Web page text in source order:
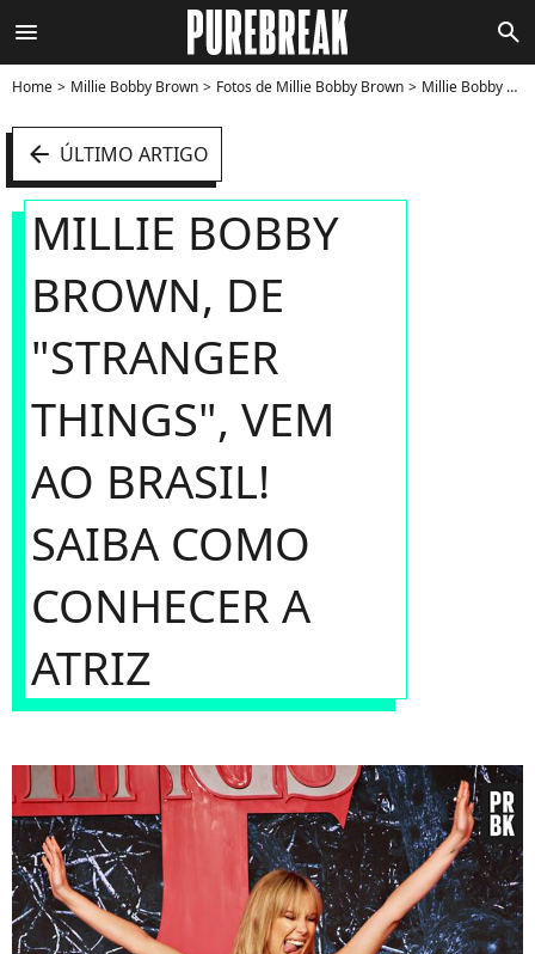
menu search
Home Millie Bobby Brown Fotos de Millie Bobby Brown Millie Bobby Brown, de "Stranger Things", vem ao Brasil! Saiba como conhecer a atriz - Foto
arrow_left ÚLTIMO ARTIGO
MILLIE BOBBY
BROWN, DE
"STRANGER
THINGS", VEM
AO BRASIL!
SAIBA COMO
CONHECER A
ATRIZ